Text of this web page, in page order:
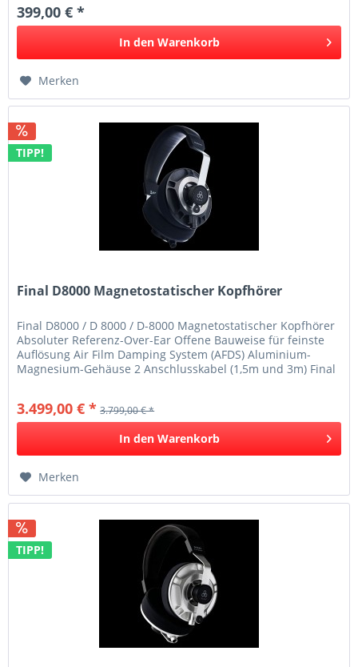
399,00 € *
In den Warenkorb
Merken
TIPP!
Final D8000 Magnetostatischer Kopfhörer
Final D8000 / D 8000 / D-8000 Magnetostatischer Kopfhörer
Absoluter Referenz-Over-Ear Offene Bauweise für feinste
Auflösung Air Film Damping System (AFDS) Aluminium-
Magnesium-Gehäuse 2 Anschlusskabel (1,5m und 3m) Final
3.499,00 € * 3.799,00 € *
In den Warenkorb
Merken
TIPP!